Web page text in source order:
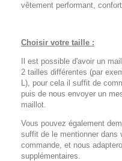
vêtement performant,
Choisir votre taille :
Il est possible d'avoir un
2 tailles différentes (par
L), pour cela il suffit de
puis de nous envoyer un
maillot.
Vous pouvez également
suffit de le mentionner dans
commande, et nous
supplémentaires.